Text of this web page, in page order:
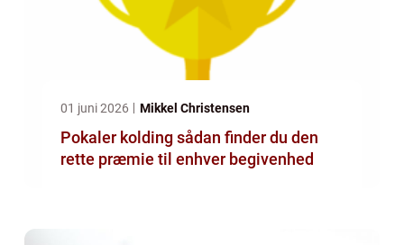
01 juni 2026 Mikkel Christensen
Pokaler kolding sådan finder du den
rette præmie til enhver begivenhed